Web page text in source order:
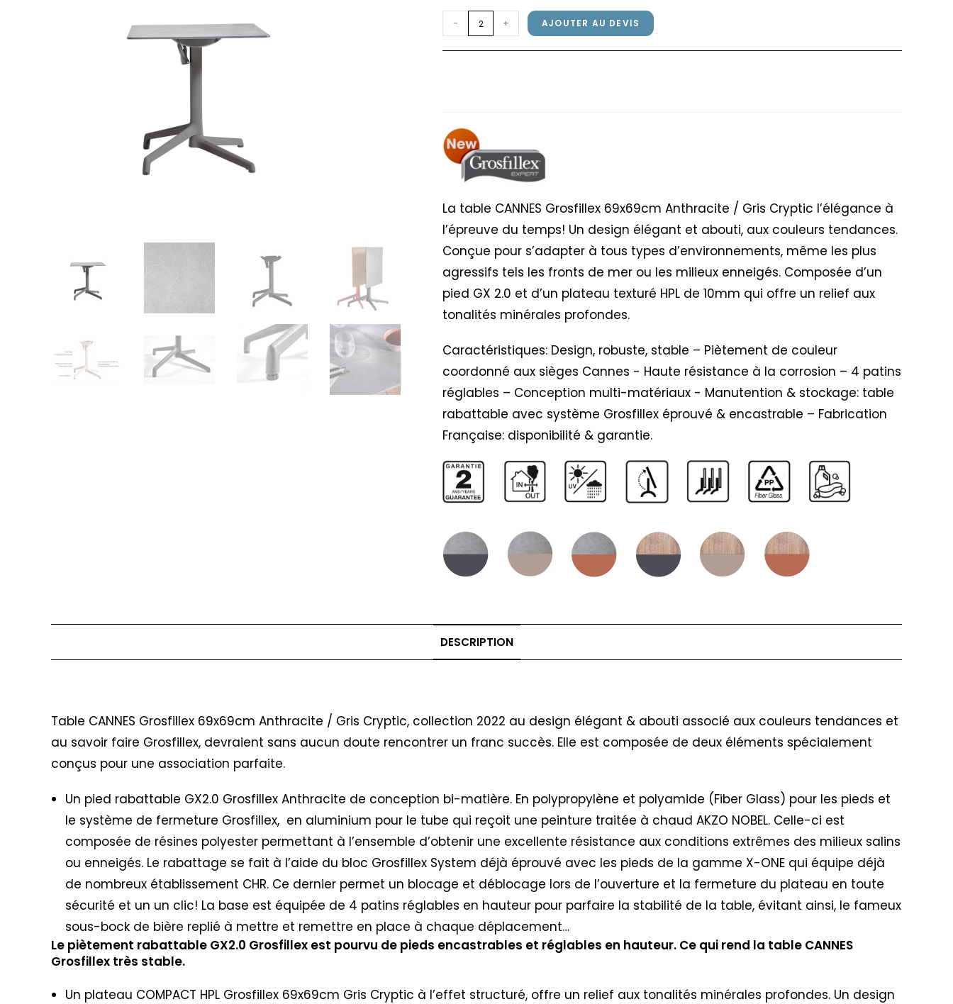
quantité
de
Table
Anthracite
/
Gris
Cryptic
- + AJOUTER AU DEVIS
La table CANNES Grosfillex 69x69cm Anthracite / Gris Cryptic l’élégance à
l’épreuve du temps! Un design élégant et abouti, aux couleurs tendances.
Conçue pour s’adapter à tous types d’environnements, même les plus
agressifs tels les fronts de mer ou les milieux enneigés. Composée d’un
pied GX 2.0 et d’un plateau texturé HPL de 10mm qui offre un relief aux
tonalités minérales profondes.
Caractéristiques: Design, robuste, stable – Piètement de couleur
coordonné aux sièges Cannes - Haute résistance à la corrosion – 4 patins
réglables – Conception multi-matériaux - Manutention & stockage: table
rabattable avec système Grosfillex éprouvé & encastrable – Fabrication
Française: disponibilité & garantie.
DESCRIPTION
Table CANNES Grosfillex 69x69cm Anthracite / Gris Cryptic, collection 2022 au design élégant & abouti associé aux couleurs tendances et
au savoir faire Grosfillex, devraient sans aucun doute rencontrer un franc succès. Elle est composée de deux éléments spécialement
conçus pour une association parfaite.
Un pied rabattable GX2.0 Grosfillex Anthracite de conception bi-matière. En polypropylène et polyamide (Fiber Glass) pour les pieds et
le système de fermeture Grosfillex, en aluminium pour le tube qui reçoit une peinture traitée à chaud AKZO NOBEL. Celle-ci est
composée de résines polyester permettant à l’ensemble d’obtenir une excellente résistance aux conditions extrêmes des milieux salins
ou enneigés. Le rabattage se fait à l’aide du bloc Grosfillex System déjà éprouvé avec les pieds de la gamme X-ONE qui équipe déjà
de nombreux établissement CHR. Ce dernier permet un blocage et déblocage lors de l’ouverture et la fermeture du plateau en toute
sécurité et un un clic! La base est équipée de 4 patins réglables en hauteur pour parfaire la stabilité de la table, évitant ainsi, le fameux
sous-bock de bière replié à mettre et remettre en place à chaque déplacement…
Le piètement rabattable GX2.0 Grosfillex est pourvu de pieds encastrables et réglables en hauteur. Ce qui rend la table CANNES
Grosfillex très stable.
Un plateau COMPACT HPL Grosfillex 69x69cm Gris Cryptic à l’effet structuré, offre un relief aux tonalités minérales profondes. Un design